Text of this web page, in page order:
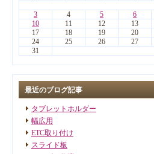
3
4 5 6
10
11 12 13
17
18 19 20
24
25 26 27
31
最近のブログ記事
タブレットホルダー
幅広用
ETC取り付け
スライド板